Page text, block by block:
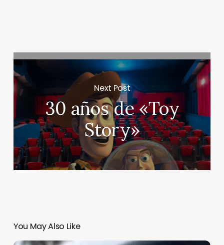
Next Post
30 años de «Toy
Story»
You May Also Like